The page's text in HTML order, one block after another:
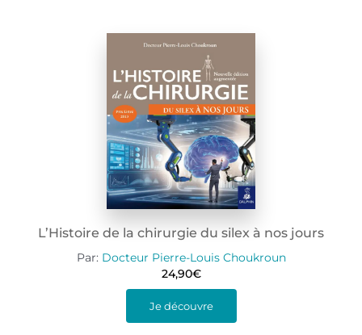
L’Histoire de la chirurgie du silex à nos jours
Par: Docteur Pierre-Louis Choukroun
24,90€
Je découvre